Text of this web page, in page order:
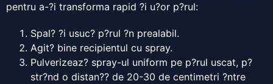
pentru a-?i transforma rapid ?i u?or p?rul:
Spal? ?i usuc? p?rul ?n prealabil.
Agit? bine recipientul cu spray.
Pulverizeaz? spray-ul uniform pe p?rul uscat, p?
str?nd o distan?? de 20-30 de centimetri ?ntre